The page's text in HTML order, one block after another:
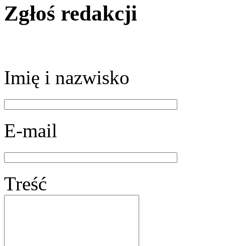
Zgłoś redakcji
Imię i nazwisko
E-mail
Treść